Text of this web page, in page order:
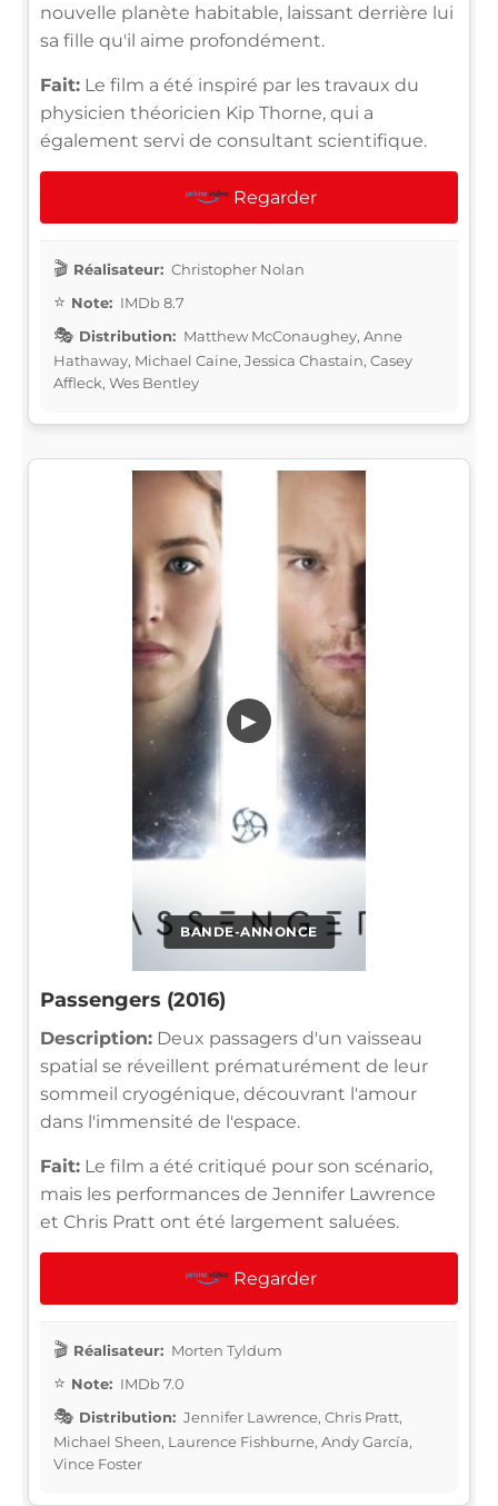
nouvelle planète habitable, laissant derrière lui
sa fille qu'il aime profondément.
Fait: Le film a été inspiré par les travaux du
physicien théoricien Kip Thorne, qui a
également servi de consultant scientifique.
Regarder
Réalisateur: Christopher Nolan
Note: IMDb 8.7
Distribution: Matthew McConaughey, Anne
Hathaway, Michael Caine, Jessica Chastain, Casey
Affleck, Wes Bentley
BANDE-ANNONCE
▶
Passengers (2016)
Description: Deux passagers d'un vaisseau
spatial se réveillent prématurément de leur
sommeil cryogénique, découvrant l'amour
dans l'immensité de l'espace.
Fait: Le film a été critiqué pour son scénario,
mais les performances de Jennifer Lawrence
et Chris Pratt ont été largement saluées.
Regarder
Réalisateur: Morten Tyldum
Note: IMDb 7.0
Distribution: Jennifer Lawrence, Chris Pratt,
Michael Sheen, Laurence Fishburne, Andy García,
Vince Foster